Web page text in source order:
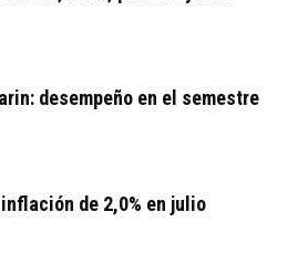
desempeño en el semestre
inflación de 2,0% en julio